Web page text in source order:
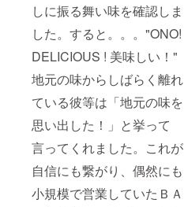
しに振る舞い味を確認しま
した。すると。。。"ONO!
DELICIOUS ! 美味しい！"
地元の味からしばらく離れ
ている彼等は「地元の味を
思い出した！」と挙って
言ってくれました。これが
自信にも繋がり、偶然にも
小規模で営業していたＢＡ